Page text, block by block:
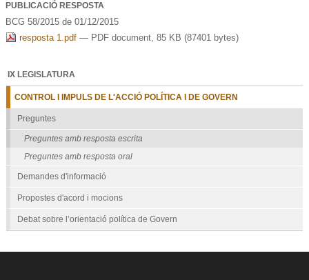
PUBLICACIÓ RESPOSTA
BCG 58/2015 de 01/12/2015
resposta 1.pdf— PDF document, 85 KB (87401 bytes)
IX LEGISLATURA
CONTROL I IMPULS DE L'ACCIÓ POLÍTICA I DE GOVERN
Preguntes
Preguntes amb resposta escrita
Preguntes amb resposta oral
Demandes d'informació
Propostes d'acord i mocions
Debat sobre l’orientació política de Govern